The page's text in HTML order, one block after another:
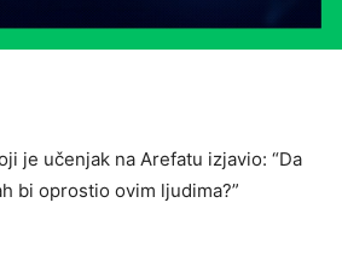
je učenjak na Arefatu izjavio: “Da
bi oprostio ovim ljudima?”